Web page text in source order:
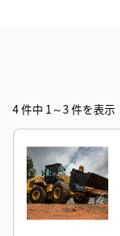
4 件中 1～3 件を表示